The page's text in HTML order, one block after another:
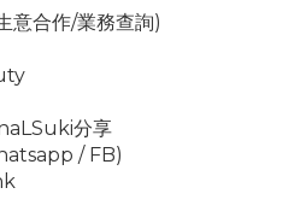
意合作/業務查詢)
分享
/ FB)